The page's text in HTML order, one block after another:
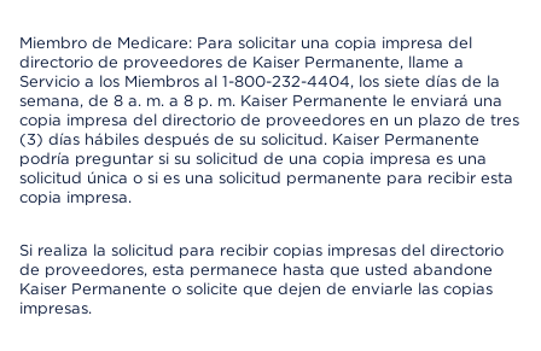
Miembro de Medicare: Para solicitar una copia impresa del
directorio de proveedores de Kaiser Permanente, llame a
Servicio a los Miembros al 1-800-232-4404, los siete días de la
semana, de 8 a. m. a 8 p. m. Kaiser Permanente le enviará una
copia impresa del directorio de proveedores en un plazo de tres
(3) días hábiles después de su solicitud. Kaiser Permanente
podría preguntar si su solicitud de una copia impresa es una
solicitud única o si es una solicitud permanente para recibir esta
copia impresa.
Si realiza la solicitud para recibir copias impresas del directorio
de proveedores, esta permanece hasta que usted abandone
Kaiser Permanente o solicite que dejen de enviarle las copias
impresas.